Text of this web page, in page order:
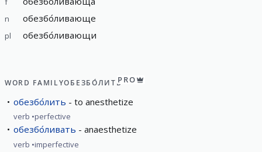
n обезбо́ливающе
pl обезбо́ливающи
WORD FAMILYОБЕЗБО́ЛИТЬPRO
обезбо́лить to anesthetize
verb perfective
обезбо́ливать anaesthetize
verb imperfective